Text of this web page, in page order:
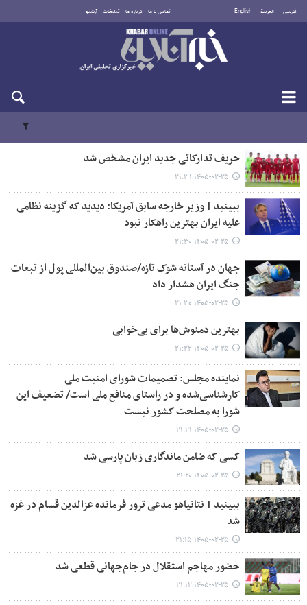
فارسی العربية English تماس با ما درباره ما تبلیغات آرشیو
یکشنبه ۱۸ مرداد ۱۴۰۵
حریف تدارکاتی جدید ایران مشخص شد
۱۴۰۵-۰۲-۲۵ ۲۱:۳۱
ببینید | وزیر خارجه سابق آمریکا: دیدید که گزینه نظامی
علیه ایران بهترین راهکار نبود
۱۴۰۵-۰۲-۲۵ ۲۱:۳۰
جهان در آستانه شوک تازه/صندوق بین‌المللی پول از تبعات
جنگ ایران هشدار داد
۱۴۰۵-۰۲-۲۵ ۲۱:۳۰
بهترین دمنوش‌ها برای بی‌خوابی
۱۴۰۵-۰۲-۲۵ ۲۱:۲۲
نماینده مجلس: تصمیمات شورای امنیت ملی
کارشناسی‌شده و در راستای منافع ملی است/ تضعیف این
شورا به مصلحت کشور نیست
۱۴۰۵-۰۲-۲۵ ۲۱:۲۱
کسی که ضامن ماندگاری زبان پارسی شد
۱۴۰۵-۰۲-۲۵ ۲۱:۲۰
ببینید | نتانیاهو مدعی ترور فرمانده عزالدین قسام در غزه
شد
۱۴۰۵-۰۲-۲۵ ۲۱:۱۵
حضور مهاجم استقلال در جام‌جهانی قطعی شد
۱۴۰۵-۰۲-۲۵ ۲۱:۱۲